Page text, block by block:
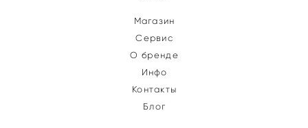
Магазин
Сервис
О бренде
Инфо
Контакты
Блог